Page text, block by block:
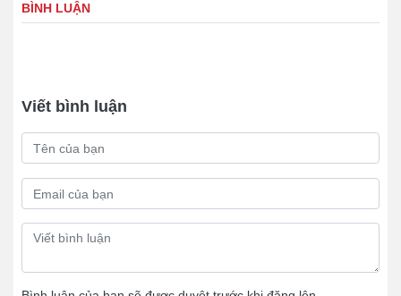
BÌNH LUẬN
Viết bình luận